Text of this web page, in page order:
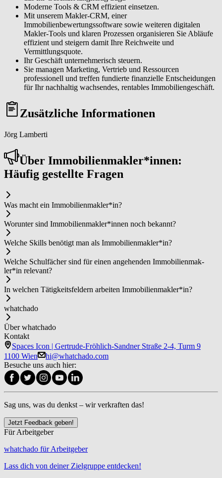
Moderne Tools & CRM effizient einsetzen.
Mit unserem Makler-CRM, einer
Immobilienbewertungssoftware sowie weiteren digitalen
Makler-Tools und klaren Prozessen organisieren Sie Abläufe
effizient und steigern damit Ihre Reichweite und
Vermittlungsquote.
Ihr Geschäft unternehmerisch steuern.
Sie managen Marketing, Vertrieb und Ressourcen
professionell und treffen fundierte finanzielle Entscheidungen
für Ihr nachhaltig wachsendes, rentables Immobiliengeschäft.
Zusätzliche Informationen
Jörg Lamberti
Über Im­mo­bi­li­en­mak­ler*in­nen:
Häufig gestellte Fragen
Was macht ein Im­mo­bi­li­en­mak­ler*in?
Worunter sind Im­mo­bi­li­en­mak­ler*in­nen noch bekannt?
Welche Skills benötigt man als Im­mo­bi­li­en­mak­ler*in?
Welche Schulfächer sind für einen angehenden Im­mo­bi­li­en­mak­
ler*in relevant?
In welchen Tätigkeitsfeldern arbeiten Im­mo­bi­li­en­mak­ler*in?
whatchado
Über whatchado
Kontakt
Spaces Icon | Gertrude-Fröhlich-Sandner Straße 2-4, Turm 9
1100 Wien
hi@whatchado.com
Besuche uns auch hier:
Sag uns, was du denkst – wir verkraften das!
Jetzt Feedback geben!
Für Arbeitgeber
whatchado für Arbeitgeber
Lass dich von deiner Zielgruppe entdecken!